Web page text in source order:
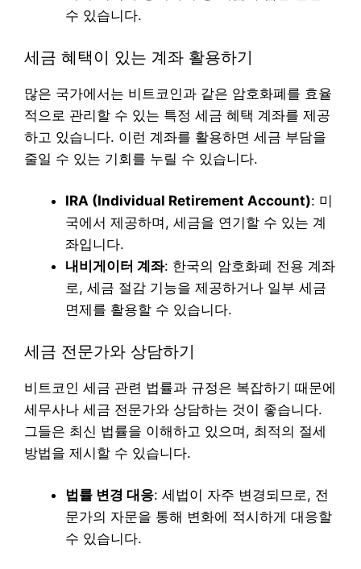
수 있습니다.
세금 혜택이 있는 계좌 활용하기
많은 국가에서는 비트코인과 같은 암호화폐를 효율
적으로 관리할 수 있는 특정 세금 혜택 계좌를 제공
하고 있습니다. 이런 계좌를 활용하면 세금 부담을
줄일 수 있는 기회를 누릴 수 있습니다.
IRA (Individual Retirement Account): 미
국에서 제공하며, 세금을 연기할 수 있는 계
좌입니다.
내비게이터 계좌: 한국의 암호화폐 전용 계좌
로, 세금 절감 기능을 제공하거나 일부 세금
면제를 활용할 수 있습니다.
세금 전문가와 상담하기
비트코인 세금 관련 법률과 규정은 복잡하기 때문에
세무사나 세금 전문가와 상담하는 것이 좋습니다.
그들은 최신 법률을 이해하고 있으며, 최적의 절세
방법을 제시할 수 있습니다.
법률 변경 대응: 세법이 자주 변경되므로, 전
문가의 자문을 통해 변화에 적시하게 대응할
수 있습니다.